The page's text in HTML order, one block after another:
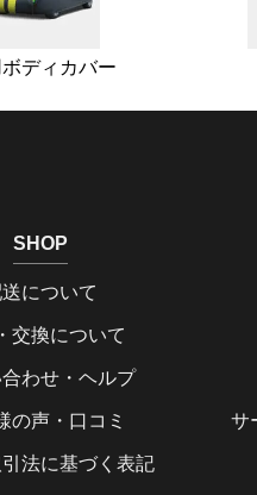
ディカバー
SHOP
について
交換について
わせ・ヘルプ
の声・口コミ
法に基づく表記
サ